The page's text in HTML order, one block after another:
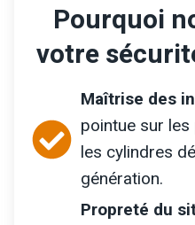
Pourquoi
votre
Maîtrise des
pointue sur
les cylindres
génération.
Propreté du